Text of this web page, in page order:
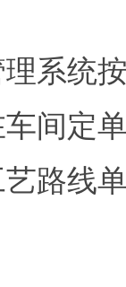
统按
间定
路线